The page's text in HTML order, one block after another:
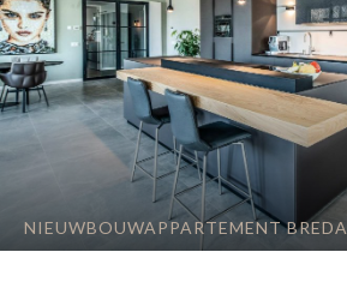
NIEUWBOUWAPPARTEMENT BREDA